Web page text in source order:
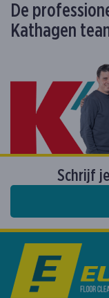
De
Kathagen
Schrijf